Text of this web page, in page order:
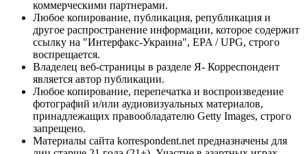
коммерческими партнерами.
Любое копирование, публикация, републикация и
другое распространение информации, которое содержит
ссылку на "Интерфакс-Украина", EPA / UPG, строго
воспрещается.
Владелец веб-страницы в разделе Я- Корреспондент
является автор публикации.
Любое копирование, перепечатка и воспроизведение
фотографий и/или аудиовизуальных материалов,
принадлежащих правообладателю Getty Images, строго
запрещено.
Материалы сайта korrespondent.net предназначены для